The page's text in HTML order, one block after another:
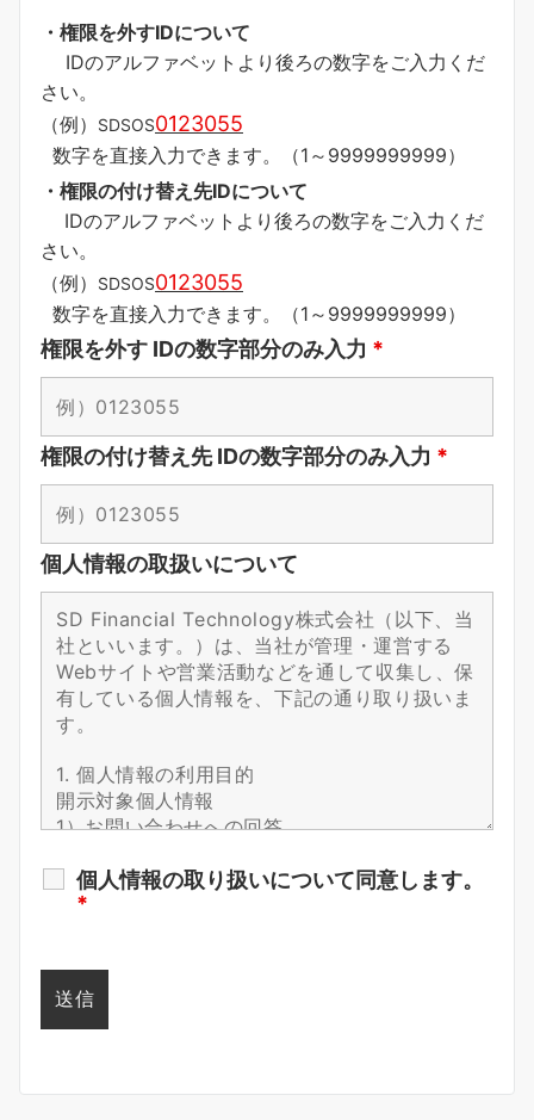
・権限を外すIDについて
IDのアルファベットより後ろの数字をご入力くだ
さい。
（例）
SDSOS0123055
数字を直接入力できます。（1～9999999999）
・権限の付け替え先IDについて
IDのアルファベットより後ろの数字をご入力くだ
さい。
（例）
SDSOS0123055
数字を直接入力できます。（1～9999999999）
権限を外す IDの数字部分のみ入力 *
権限の付け替え先 IDの数字部分のみ入力 *
個人情報の取扱いについて
個人情報の取り扱いについて同意します。
*